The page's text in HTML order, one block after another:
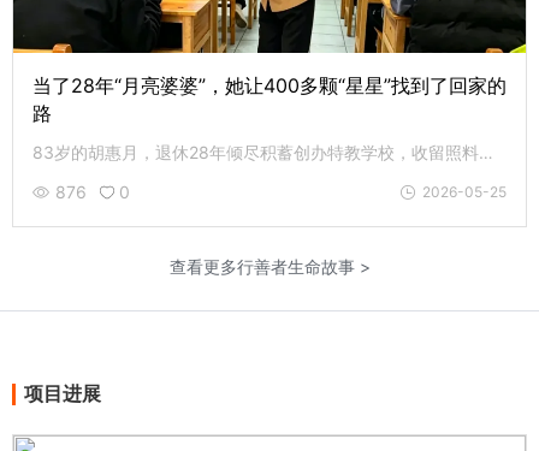
当了28年“月亮婆婆”，她让400多颗“星星”找到了回家的
路
83岁的胡惠月，退休28年倾尽积蓄创办特教学校，收留照料自闭症、智力障碍孩童。先后助力400余名特殊孩子顺利毕业，孩子们亲切称她“月亮婆婆”，以如月温情，默默守护每一位星星的孩子。
876
0 2026-05-25
查看更多行善者生命故事 >
项目进展